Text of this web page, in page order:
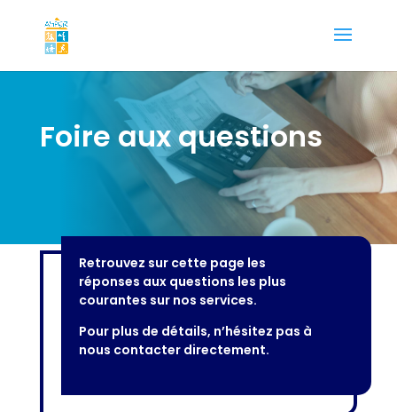
Foire aux questions
Retrouvez sur cette page les
réponses aux questions les plus
courantes sur nos services.
Pour plus de détails, n’hésitez pas à
nous contacter directement.